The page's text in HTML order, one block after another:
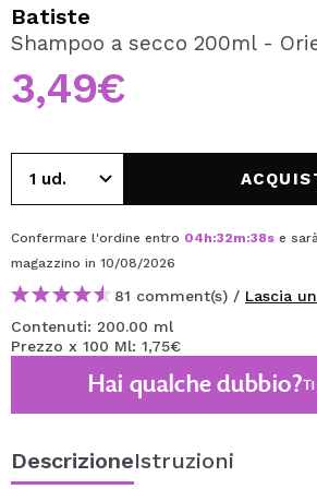
Creando un account su
acquisti velocemente, controllare lo
consultare le tue operazioni
CREARE UN
Batiste
Shampoo a secco 200ml -
3,49€
Confermare l'ordine entro 04h:32m:37s e
magazzino in 10/08/2026
81 comment(s) / Lascia
Contenuti: 200.00 ml
Prezzo x 100 Ml: 1,75€
Hai qualche dubbio?
DescrizioneIstruzioni